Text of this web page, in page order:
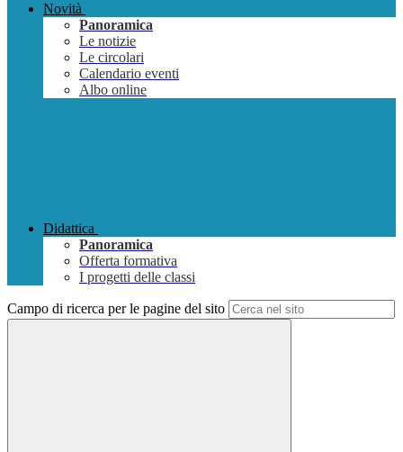
Novità
Panoramica
Le notizie
Le circolari
Calendario eventi
Albo online
Didattica
Panoramica
Offerta formativa
I progetti delle classi
Campo di ricerca per le pagine del sito